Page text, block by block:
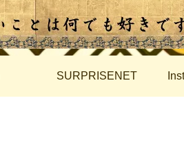
SURPRISENET